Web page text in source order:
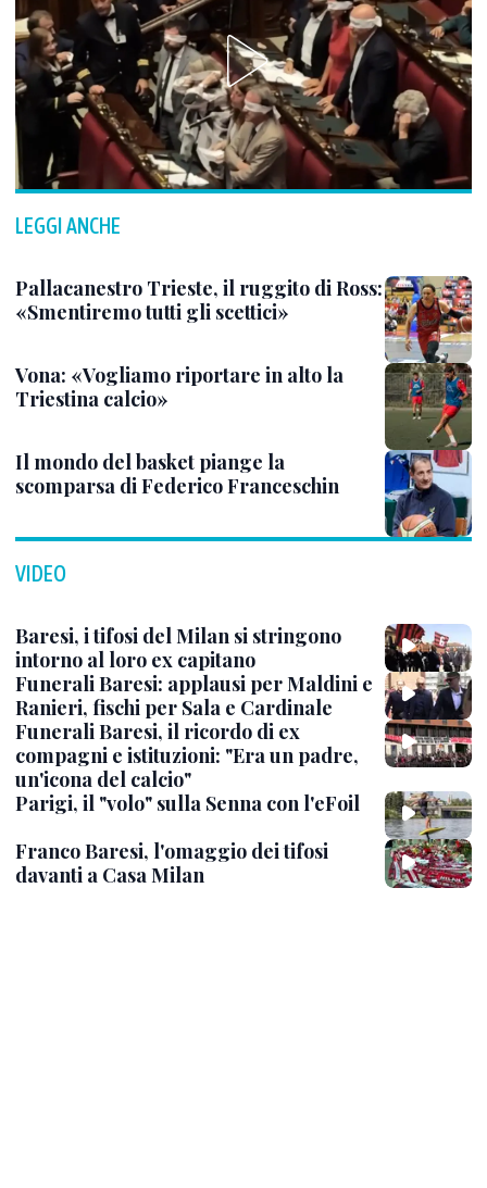
LEGGI ANCHE
Pallacanestro Trieste, il ruggito di Ross:
«Smentiremo tutti gli scettici»
Vona: «Vogliamo riportare in alto la
Triestina calcio»
Il mondo del basket piange la
scomparsa di Federico Franceschin
VIDEO
Baresi, i tifosi del Milan si stringono
intorno al loro ex capitano
Funerali Baresi: applausi per Maldini e
Ranieri, fischi per Sala e Cardinale
Funerali Baresi, il ricordo di ex
compagni e istituzioni: "Era un padre,
un'icona del calcio"
Parigi, il "volo" sulla Senna con l'eFoil
Franco Baresi, l'omaggio dei tifosi
davanti a Casa Milan